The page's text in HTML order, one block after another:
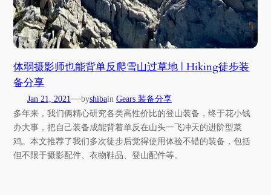
体弱摄影师也能背单反爬雪山过草地 | Hiking徒步装
备分享
Jan 21, 2021—byshibain Gears 装备分享
多年来，我们俩精心研究各类高性价比的登山装备，终于花小钱
办大事，把自己装备成能背着单反在山头一飞冲天的进阶型菜
鸡。本文推荐了我们多次徒步后觉得使用体验不错的装备，包括
但不限于摄影配件、衣物鞋品、登山配件等。